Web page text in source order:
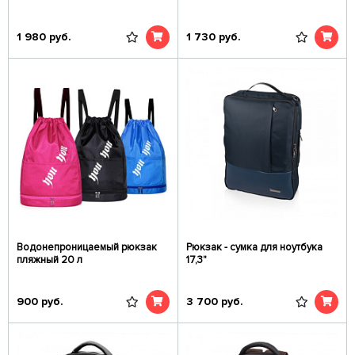
1 980 руб. 1 730 руб.
Водонепроницаемый рюкзак
пляжный 20 л
900 руб.
Рюкзак - сумка для ноутбука
17,3"
3 700 руб.